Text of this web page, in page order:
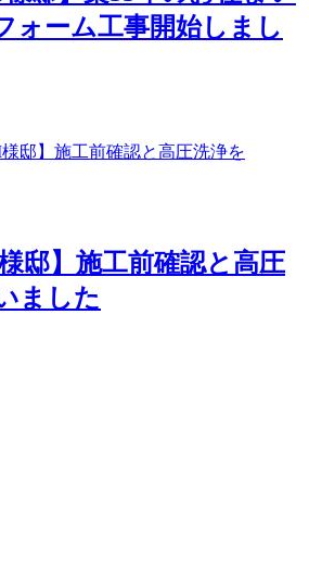
ォーム工事開始しまし
邸】施工前確認と高圧
ました